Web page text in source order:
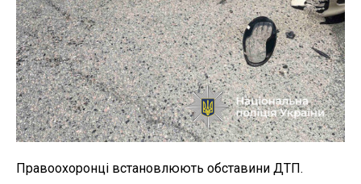
Правоохоронці встановлюють обставини ДТП.